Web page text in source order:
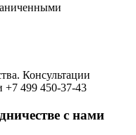
Консультации
+7 499 450-37-43
с нами